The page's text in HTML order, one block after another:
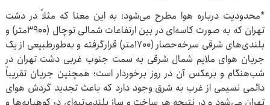
*محدودیت درباره هوا مطرح می‌شود؛ به این معنا که مثلاً در دشت
تهران که به صورت کاسه‌ای در بین ارتفاعات شمالی توچال (۳۹۰۰متر) و
بلندی‌های شرقی سرخه‌حصار (۱۷۰۰متر) قرارگرفته و به‌طورطبیعی از یک
جریان هوای ملایم شمال شرقی به سمت جنوب غربی دشت تهران در
شب‌هنگام و برعکس آن در روز برخوردار است؛ همچنین جریان تقریباً
دائمی نسیمی از غرب به شرق وجود دارد که باعث تجدید گردش هوای